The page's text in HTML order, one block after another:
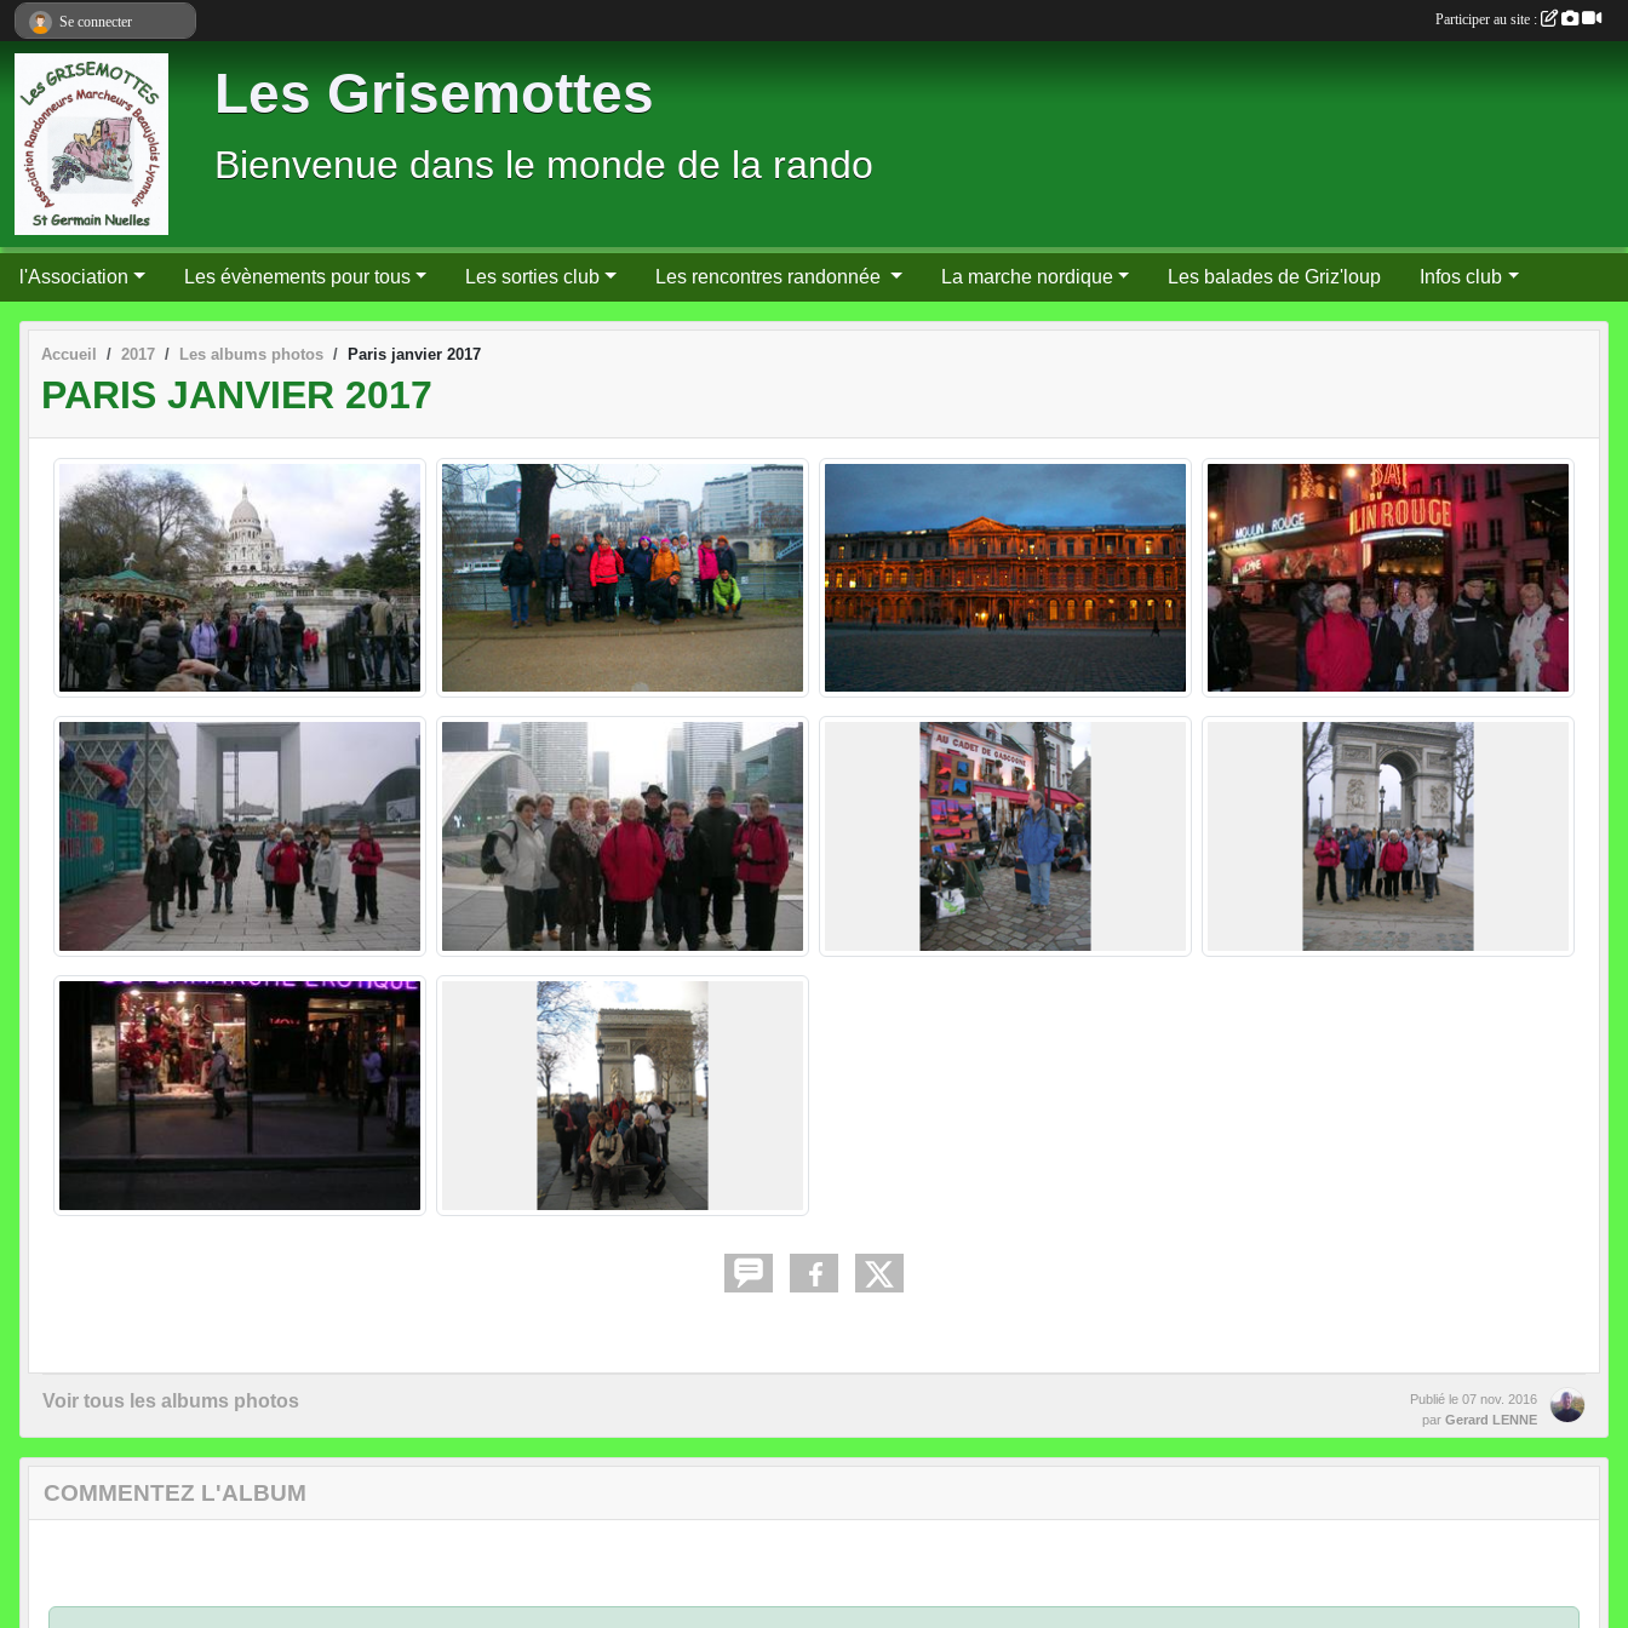
Les Grisemottes
Bienvenue dans le monde de la rando
l'Association Les évènements pour tous Les sorties club Les rencontres randonnée La marche nordique Les balades de Griz'loup Infos club
Accueil 2017 Les albums photos Paris janvier 2017
PARIS JANVIER 2017
Voir tous les albums photos Publié le 07 nov. 2016
par Gerard LENNE
COMMENTEZ L'ALBUM
Se connecter Participer au site :
Panneau de gestion des cookies